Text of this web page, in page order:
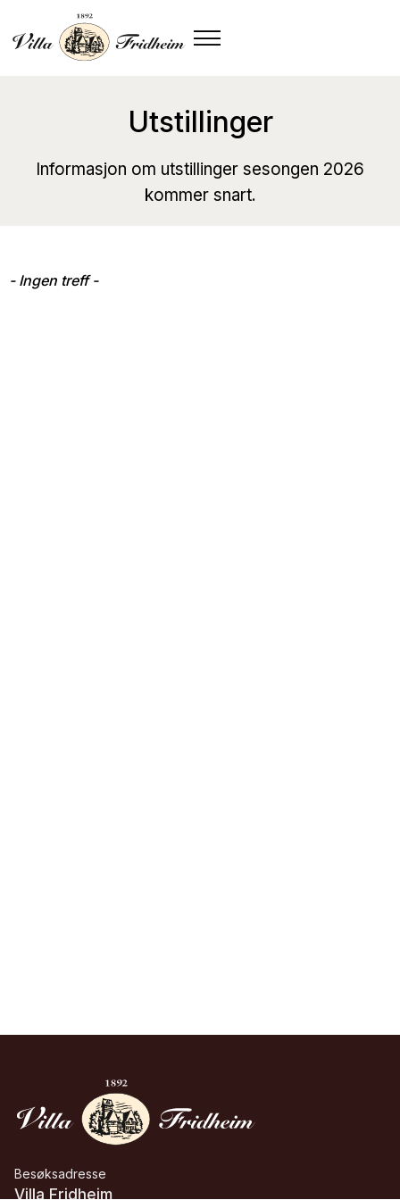
Utstillinger
Informasjon om utstillinger sesongen 2026
kommer snart.
- Ingen treff -
Besøksadresse
Villa Fridheim